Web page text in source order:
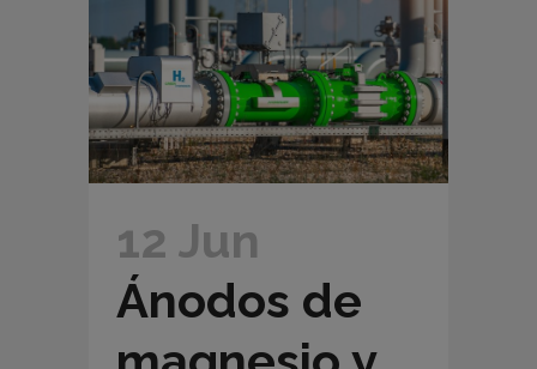
12 Jun
Ánodos de